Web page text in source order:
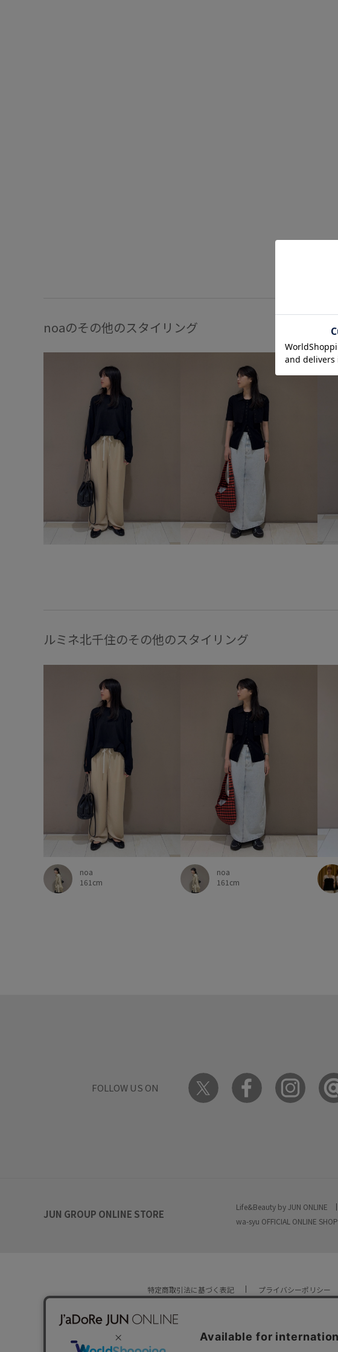
noaのその他のスタイリング
ルミネ北千住のその他のスタイリング
noa
161cm
noa
161cm
FOLLOW US ON
JUN GROUP ONLINE STORE
Life&Beauty by JUN ONLINE
wa-syu OFFICIAL ONLINE SHOP
特定商取引法に基づく表記 プライバシーポリシー